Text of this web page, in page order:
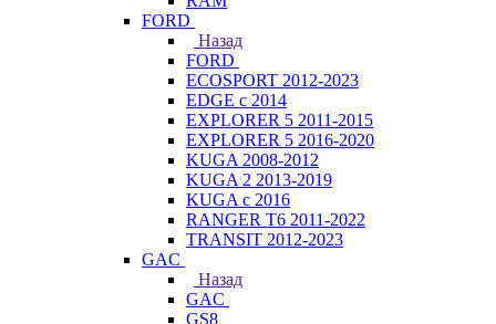
FORD
Назад
FORD
ECOSPORT 2012-2023
EDGE c 2014
EXPLORER 5 2011-2015
EXPLORER 5 2016-2020
KUGA 2008-2012
KUGA 2 2013-2019
KUGA с 2016
RANGER T6 2011-2022
TRANSIT 2012-2023
GAC
Назад
GAC
GS8